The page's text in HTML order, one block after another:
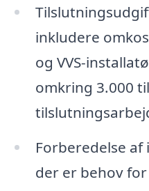
inkludere
og VVS-
omkring 3.000
Forberedelse
der er behov